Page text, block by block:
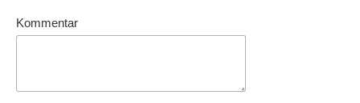
Kommentar